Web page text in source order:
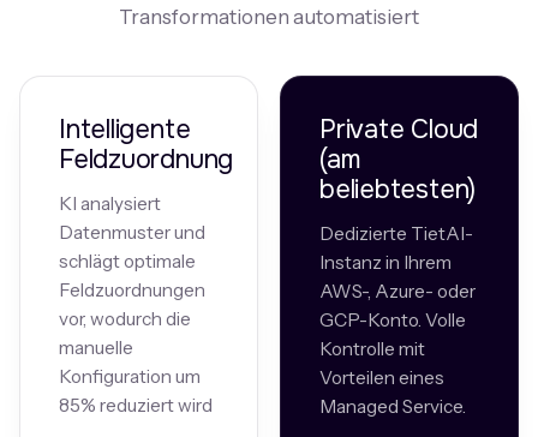
Transformationen automatisiert
Intelligente
Feldzuordnung
KI analysiert
Datenmuster und
schlägt optimale
Feldzuordnungen
vor, wodurch die
manuelle
Konfiguration um
85% reduziert wird
Private Cloud
(am
beliebtesten)
Dedizierte TietAI-
Instanz in Ihrem
AWS-, Azure- oder
GCP-Konto. Volle
Kontrolle mit
Vorteilen eines
Managed Service.